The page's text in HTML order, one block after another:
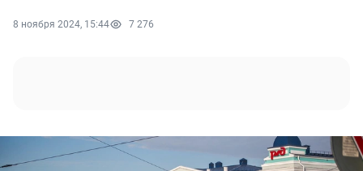
8 ноября 2024, 15:44 7 276